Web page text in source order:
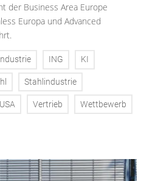
der Business Area Europe
Europa und Advanced
ING KI
Stahlindustrie
USA Vertrieb Wettbewerb